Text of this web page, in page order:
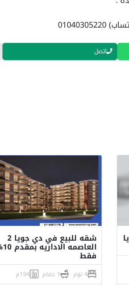
اتصل
شقه للبيع في دي جويا 2
فقط
4 نوم 1 حمام 194م